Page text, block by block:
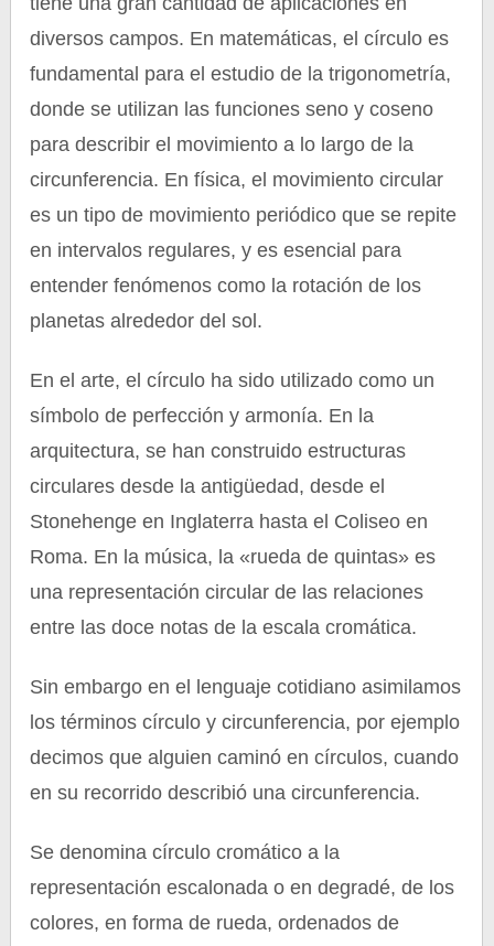
diversos campos. En matemáticas, el círculo es
fundamental para el estudio de la trigonometría,
donde se utilizan las funciones seno y coseno
para describir el movimiento a lo largo de la
circunferencia. En física, el movimiento circular
es un tipo de movimiento periódico que se repite
en intervalos regulares, y es esencial para
entender fenómenos como la rotación de los
planetas alrededor del sol.
En el arte, el círculo ha sido utilizado como un
símbolo de perfección y armonía. En la
arquitectura, se han construido estructuras
circulares desde la antigüedad, desde el
Stonehenge en Inglaterra hasta el Coliseo en
Roma. En la música, la «rueda de quintas» es
una representación circular de las relaciones
entre las doce notas de la escala cromática.
Sin embargo en el lenguaje cotidiano asimilamos
los términos círculo y circunferencia, por ejemplo
decimos que alguien caminó en círculos, cuando
en su recorrido describió una circunferencia.
Se denomina círculo cromático a la
representación escalonada o en degradé, de los
colores, en forma de rueda, ordenados de